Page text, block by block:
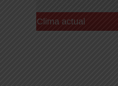
Clima actual